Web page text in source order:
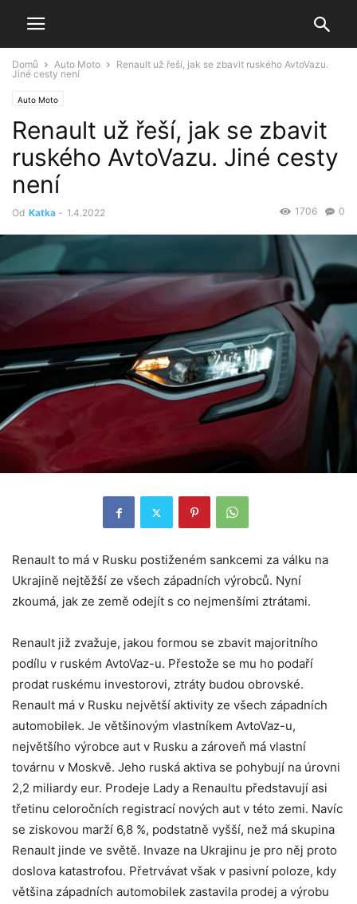
Domů Auto Moto
Renault už řeší, jak se zbavit ruského AvtoVazu.
Jiné cesty není
Auto Moto
Renault už řeší, jak se zbavit
ruského AvtoVazu. Jiné cesty
není
Od Katka - 1.4.2022 0
1706
Renault to má v Rusku postiženém sankcemi za válku na
Ukrajině nejtěžší ze všech západních výrobců. Nyní
zkoumá, jak ze země odejít s co nejmenšími ztrátami.
Renault již zvažuje, jakou formou se zbavit majoritního
podílu v ruském AvtoVaz-u. Přestože se mu ho podaří
prodat ruskému investorovi, ztráty budou obrovské.
Renault má v Rusku největší aktivity ze všech západních
automobilek. Je většinovým vlastníkem AvtoVaz-u,
největšího výrobce aut v Rusku a zároveň má vlastní
továrnu v Moskvě. Jeho ruská aktiva se pohybují na úrovni
2,2 miliardy eur. Prodeje Lady a Renaultu představují asi
třetinu celoročních registrací nových aut v této zemi. Navíc
se ziskovou marží 6,8 %, podstatně vyšší, než má skupina
Renault jinde ve světě. Invaze na Ukrajinu je pro něj proto
doslova katastrofou. Přetrvávat však v pasivní poloze, kdy
většina západních automobilek zastavila prodej a výrobu